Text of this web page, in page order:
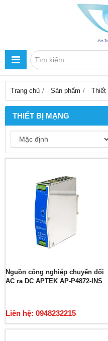
Trang chủ Sản phẩm Thiết
THIẾT BỊ MẠNG
Nguồn công nghiệp chuyển đổi
AC ra DC APTEK AP-P4872-INS
Liên hệ: 0948232215